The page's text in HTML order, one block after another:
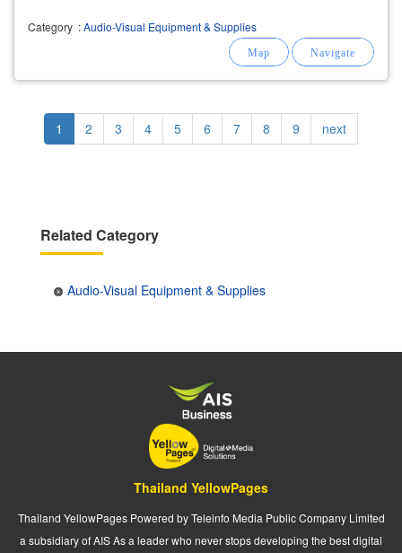
Category :Audio-Visual Equipment & Supplies
Pagination
Current
page
1 Page
2 Page
3 Page
4 Page
5 Page
6 Page
7 Page
8 Page
9
Next
page
next
Related Category
Audio-Visual Equipment & Supplies
Thailand YellowPages
Thailand YellowPages Powered by Teleinfo Media Public Company Limited
a subsidiary of AIS As a leader who never stops developing the best digital